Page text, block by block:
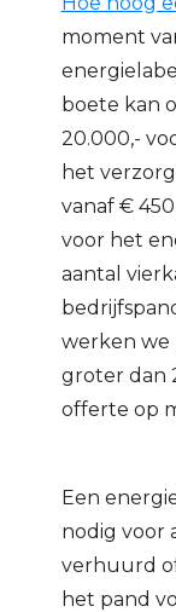
moment
boete kan
20.000,-
het
vanaf €
voor het
aantal
werken we
groter dan
offerte op
Een
nodig voor
verhuurd
het pand